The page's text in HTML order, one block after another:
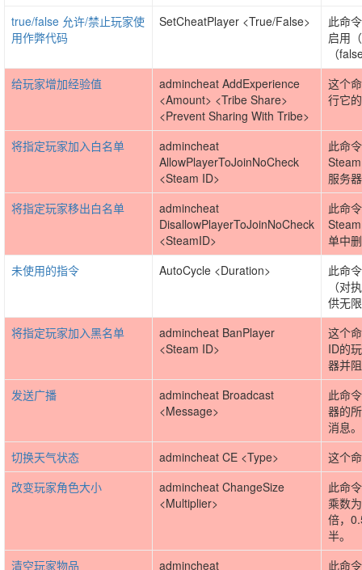
true/false 允许/禁止玩家使
用作弊代码
SetCheatPlayer <True/False>
此命
启用
（
给玩家增加经验值
admincheat AddExperience
<Amount> <Tribe Share>
<Prevent Sharing With Tribe>
这个
行它
将指定玩家加入白名单
admincheat
AllowPlayerToJoinNoCheck
<Steam ID>
此命
服务
将指定玩家移出白名单
admincheat
DisallowPlayerToJoinNoCheck
<SteamID>
此命
单中
未使用的指令
AutoCycle <Duration>
此命
（对
供无
将指定玩家加入黑名单
admincheat BanPlayer
<Steam ID>
这个
ID的
器并
发送广播
admincheat Broadcast
<Message>
此命
器的
消息。
切换天气状态
admincheat CE <Type>
这个
改变玩家角色大小
admincheat ChangeSize
<Multiplier>
此命
乘数
倍，
半。
清空玩家物品
admincheat
此命